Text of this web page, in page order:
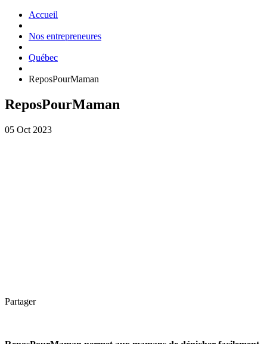
Accueil
Nos entrepreneures
Québec
ReposPourMaman
ReposPourMaman
05 Oct 2023
Partager